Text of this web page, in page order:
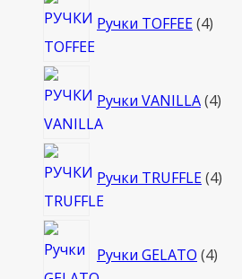
Ручки TOFFEE 4
Ручки VANILLA 4
Ручки TRUFFLE 4
Ручки GELATO 4